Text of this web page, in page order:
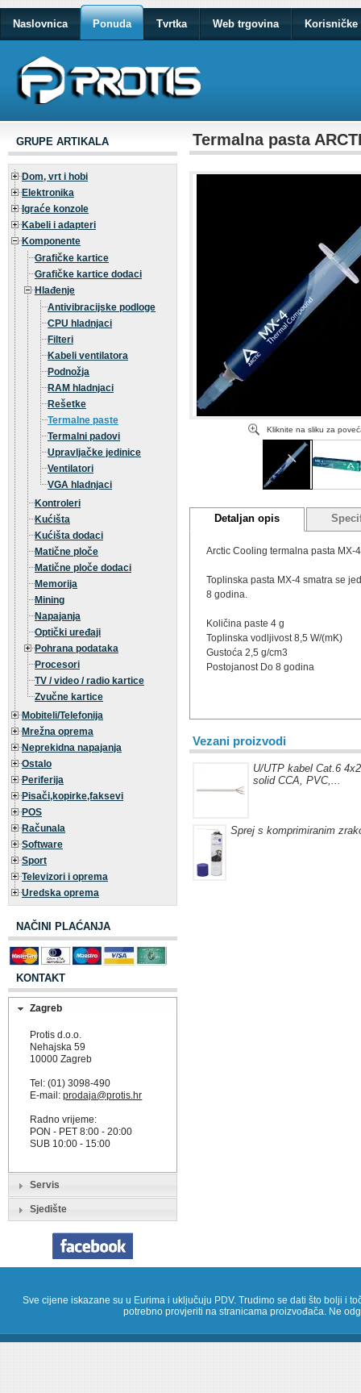
Naslovnica Ponuda Tvrtka Web trgovina Korisničke
GRUPE ARTIKALA
Dom, vrt i hobi
Elektronika
Igraće konzole
Kabeli i adapteri
Komponente
Grafičke kartice
Grafičke kartice dodaci
Hlađenje
Antivibracijske podloge
CPU hladnjaci
Filteri
Kabeli ventilatora
Podnožja
RAM hladnjaci
Rešetke
Termalne paste
Termalni padovi
Upravljačke jedinice
Ventilatori
VGA hladnjaci
Kontroleri
Kućišta
Kućišta dodaci
Matične ploče
Matične ploče dodaci
Memorija
Mining
Napajanja
Optički uređaji
Pohrana podataka
Procesori
TV / video / radio kartice
Zvučne kartice
Mobiteli/Telefonija
Mrežna oprema
Neprekidna napajanja
Ostalo
Periferija
Pisači,kopirke,faksevi
POS
Računala
Software
Sport
Televizori i oprema
Uredska oprema
NAČINI PLAĆANJA
KONTAKT
Zagreb
Protis d.o.o.
Nehajska 59
10000 Zagreb
Tel: (01) 3098-490
E-mail:prodaja@protis.hr
Radno vrijeme:
PON - PET 8:00 - 20:00
SUB 10:00 - 15:00
Servis
Sjedište
Termalna pasta
Kliknite na sliku za
Detaljan opis
Arctic Cooling termalna pasta MX-
Toplinska pasta MX-4 smatra se
8 godina.
Količina paste 4 g
Toplinska vodljivost 8,5 W/(mK)
Gustoća 2,5 g/cm3
Postojanost Do 8 godina
Vezani proizvodi
U/UTP kabel Cat.6
solid CCA, PVC,...
Sprej s komprimiranim
Sve cijene iskazane su u Eurima i uključuju PDV. Trudimo se dati što bolji i
potrebno provjeriti na stranicama proizvođača. Ne